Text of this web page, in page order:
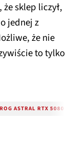
sklep liczył,
jednej z
że nie
to tylko
ASTRAL RTX 5080